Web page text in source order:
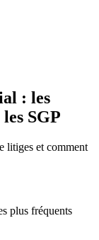
: les
SGP
litiges et comment
plus fréquents